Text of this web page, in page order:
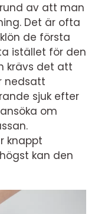
av att man
Det är ofta
de första
istället för den
krävs det att
nedsatt
sjuk efter
om
knappt
kan den